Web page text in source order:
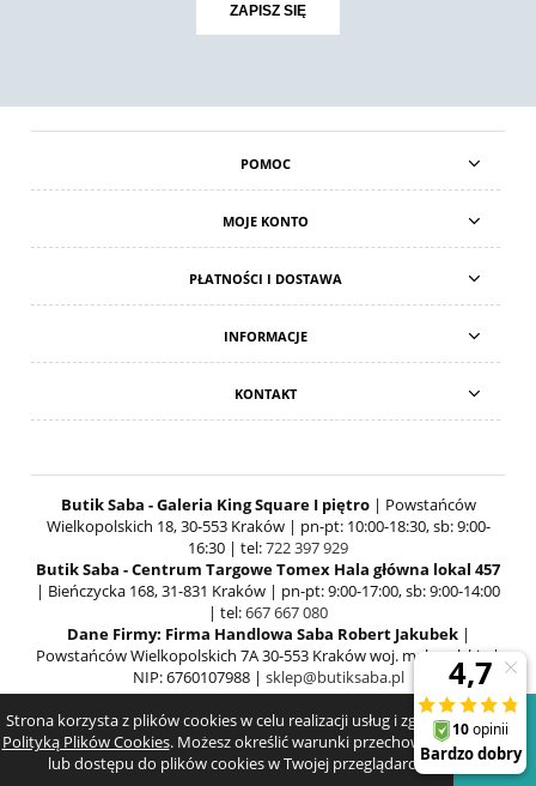
Strona korzysta z plików cookies w celu realizacji usług i zgodnie z
Polityką Plików Cookies. Możesz określić warunki przechowywania
lub dostępu do plików cookies w Twojej przeglądarce.
ZAPISZ SIĘ
POMOC
MOJE KONTO
PŁATNOŚCI I DOSTAWA
INFORMACJE
KONTAKT
Butik Saba - Galeria King Square I piętro| Powstańców
Wielkopolskich 18, 30-553 Kraków | pn-pt: 10:00-18:30, sb: 9:00-
16:30 | tel:722 397 929
Butik Saba - Centrum Targowe Tomex Hala główna lokal 457
| Bieńczycka 168, 31-831 Kraków | pn-pt: 9:00-17:00, sb: 9:00-14:00
| tel:667 667 080
Dane Firmy: Firma Handlowa Saba Robert Jakubek|
Powstańców Wielkopolskich 7A 30-553 Kraków woj. małopolskie |
NIP: 6760107988 | sklep@butiksaba.pl
POKAŻ PEŁNĄ WERSJĘ STRONY
SKLEP INTERNETOWY SHOPER.PL